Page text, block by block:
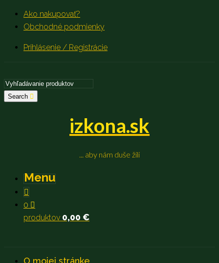
Ako nakupovať?
Obchodné podmienky
Prihlásenie / Registrácie
Search
izkona.sk
... aby nám duše žili
Menu
0
produktov 0,00 €
O mojej stránke